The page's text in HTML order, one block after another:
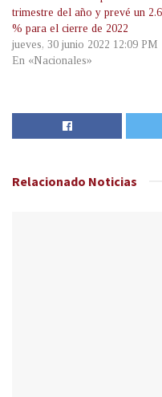
trimestre del año y prevé un 2.6
% para el cierre de 2022
jueves, 30 junio 2022 12:09 PM
En «Nacionales»
Relacionado Noticias